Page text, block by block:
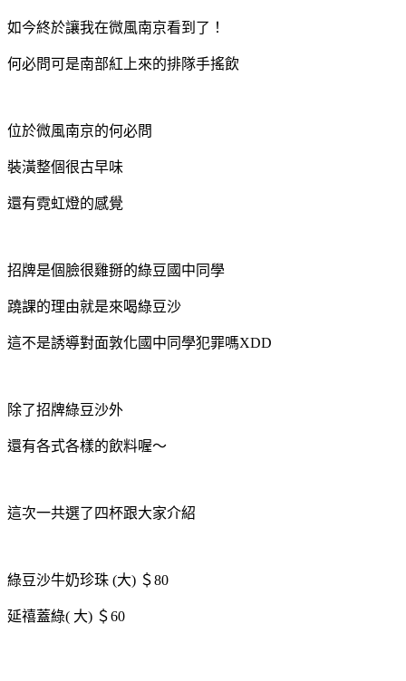
如今終於讓我在微風南京看到了！
何必問可是南部紅上來的排隊手搖飲
位於微風南京的何必問
裝潢整個很古早味
還有霓虹燈的感覺
招牌是個臉很雞掰的綠豆國中同學
蹺課的理由就是來喝綠豆沙
這不是誘導對面敦化國中同學犯罪嗎XDD
除了招牌綠豆沙外
還有各式各樣的飲料喔～
這次一共選了四杯跟大家介紹
綠豆沙牛奶珍珠 (大) ＄80
延禧蓋綠( 大) ＄60